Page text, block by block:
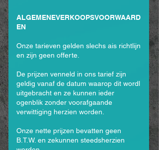
ALGEMENEVERKOOPSVOORWAARD
EN
Onze tarieven gelden slechs ais richtlijn
en zijn geen offerte.
De prijzen venneld in ons tarief zijn
geldig vanaf de datum waarop dit wordl
uitgebracht en ze kunnen ieder
ogenblik zonder voorafgaande
verwittiging herzien worden.
Onze nette prijzen bevatten geen
B.T.W. en zekunnen steedsherzien